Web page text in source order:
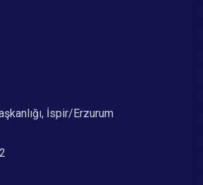
İspir/Erzurum